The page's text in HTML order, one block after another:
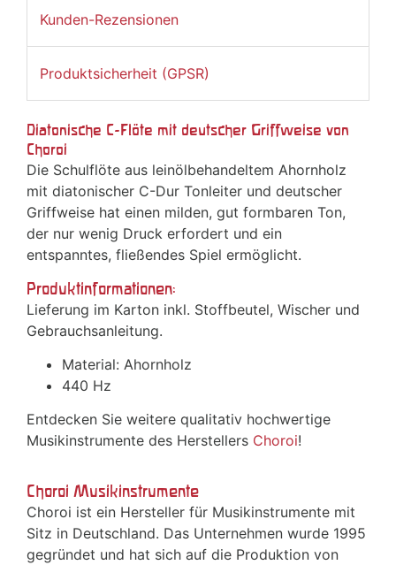
Kunden-Rezensionen
Produktsicherheit (GPSR)
Diatonische C-Flöte mit deutscher Griffweise von
Choroi
Die Schulflöte aus leinölbehandeltem Ahornholz
mit diatonischer C-Dur Tonleiter und deutscher
Griffweise hat einen milden, gut formbaren Ton,
der nur wenig Druck erfordert und ein
entspanntes, fließendes Spiel ermöglicht.
Produktinformationen:
Lieferung im Karton inkl. Stoffbeutel, Wischer und
Gebrauchsanleitung.
Material: Ahornholz
440 Hz
Entdecken Sie weitere qualitativ hochwertige
Musikinstrumente des Herstellers Choroi!
Choroi Musikinstrumente
Choroi ist ein Hersteller für Musikinstrumente mit
Sitz in Deutschland. Das Unternehmen wurde 1995
gegründet und hat sich auf die Produktion von